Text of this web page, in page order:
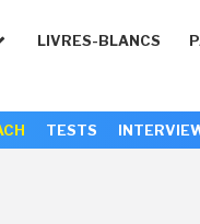
LIVRES-BLANCS
TESTS